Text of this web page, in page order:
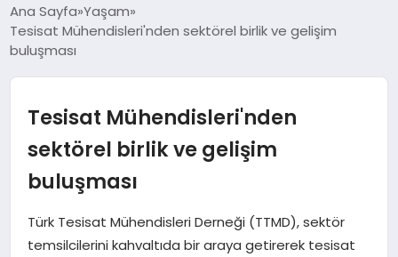
GÜNDEM
EKONOMI
SPOR
Ana Sayfa Yaşam
Tesisat Mühendisleri'nden sektörel birlik ve gelişim
buluşması
Tesisat Mühendisleri'nden
sektörel birlik ve gelişim
buluşması
Türk Tesisat Mühendisleri Derneği (TTMD), sektör
temsilcilerini kahvaltıda bir araya getirerek tesisat